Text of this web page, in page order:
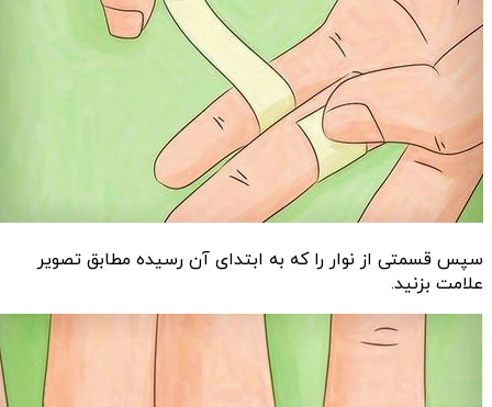
سپس قسمتی از نوار را که به ابتدای آن رسیده مطابق تصویر
علامت بزنید.